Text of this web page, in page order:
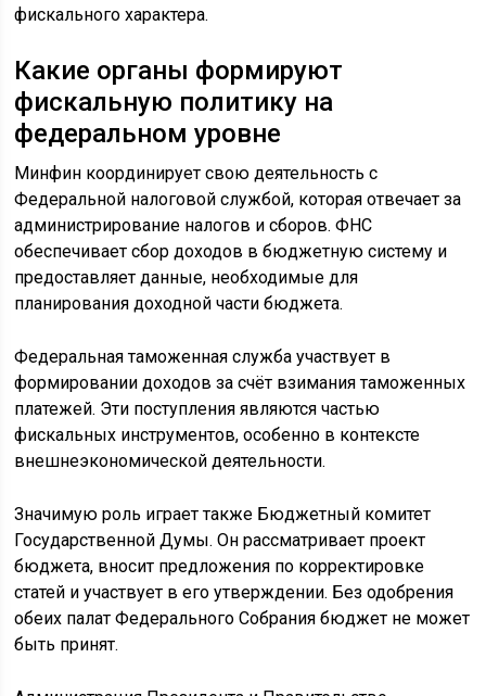
фискального характера.
Какие органы формируют
фискальную политику на
федеральном уровне
Минфин координирует свою деятельность с
Федеральной налоговой службой, которая отвечает за
администрирование налогов и сборов. ФНС
обеспечивает сбор доходов в бюджетную систему и
предоставляет данные, необходимые для
планирования доходной части бюджета.
Федеральная таможенная служба участвует в
формировании доходов за счёт взимания таможенных
платежей. Эти поступления являются частью
фискальных инструментов, особенно в контексте
внешнеэкономической деятельности.
Значимую роль играет также Бюджетный комитет
Государственной Думы. Он рассматривает проект
бюджета, вносит предложения по корректировке
статей и участвует в его утверждении. Без одобрения
обеих палат Федерального Собрания бюджет не может
быть принят.